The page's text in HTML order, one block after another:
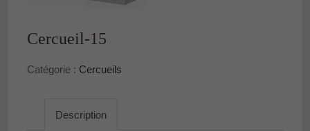
Cercueil-15
Catégorie : Cercueils
Description